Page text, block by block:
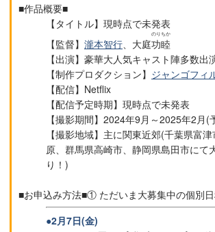
■作品概要■
【タイトル】現時点で未発表
【監督】 瀧本智行 、大庭功睦
のりちか
【出演】豪華大人気キャスト陣多数出
【制作プロダクション】 ジャンゴフィ
【配信】Netflix
【配信予定時期】現時点で未発表
【撮影期間】2024年9月～2025年2月(
【撮影地域】主に関東近郊(千葉県富
原、群馬県高崎市、静岡県島田市にて
り！)
■お申込み方法■① ただいま大募集中の個別
●2月7日(金)